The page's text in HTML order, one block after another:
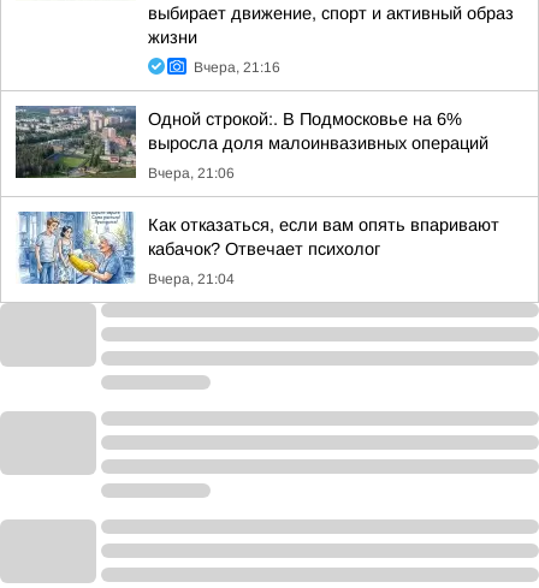
выбирает движение, спорт и активный образ
жизни
Вчера, 21:16
Одной строкой:. В Подмосковье на 6%
выросла доля малоинвазивных операций
Вчера, 21:06
Как отказаться, если вам опять впаривают
кабачок? Отвечает психолог
Вчера, 21:04